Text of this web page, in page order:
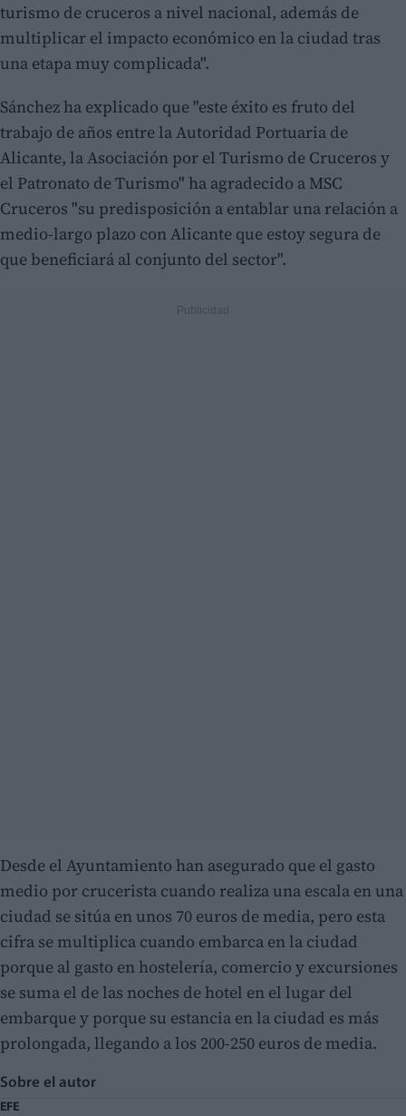
turismo de cruceros a nivel nacional, además de
multiplicar el impacto económico en la ciudad tras
una etapa muy complicada".
Sánchez ha explicado que "este éxito es fruto del
trabajo de años entre la Autoridad Portuaria de
Alicante, la Asociación por el Turismo de Cruceros y
el Patronato de Turismo" ha agradecido a MSC
Cruceros "su predisposición a entablar una relación a
medio-largo plazo con Alicante que estoy segura de
que beneficiará al conjunto del sector".
Desde el Ayuntamiento han asegurado que el gasto
medio por crucerista cuando realiza una escala en una
ciudad se sitúa en unos 70 euros de media, pero esta
cifra se multiplica cuando embarca en la ciudad
porque al gasto en hostelería, comercio y excursiones
se suma el de las noches de hotel en el lugar del
embarque y porque su estancia en la ciudad es más
prolongada, llegando a los 200-250 euros de media.
Sobre el autor
EFE